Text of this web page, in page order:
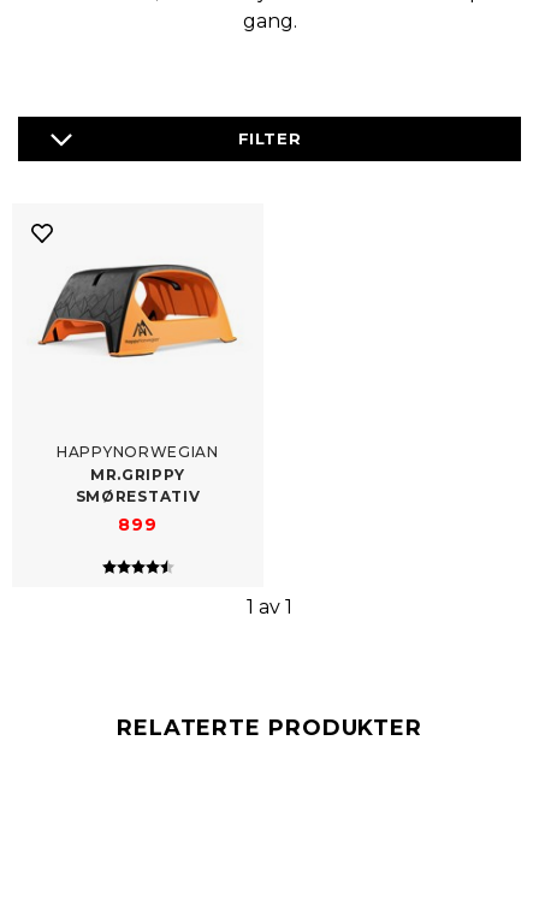
gang.
HAPPYNORWEGIAN
MR.GRIPPY
SMØRESTATIV
899
Karakter:
4.5 av 5 mulige
1 av 1
RELATERTE PRODUKTER